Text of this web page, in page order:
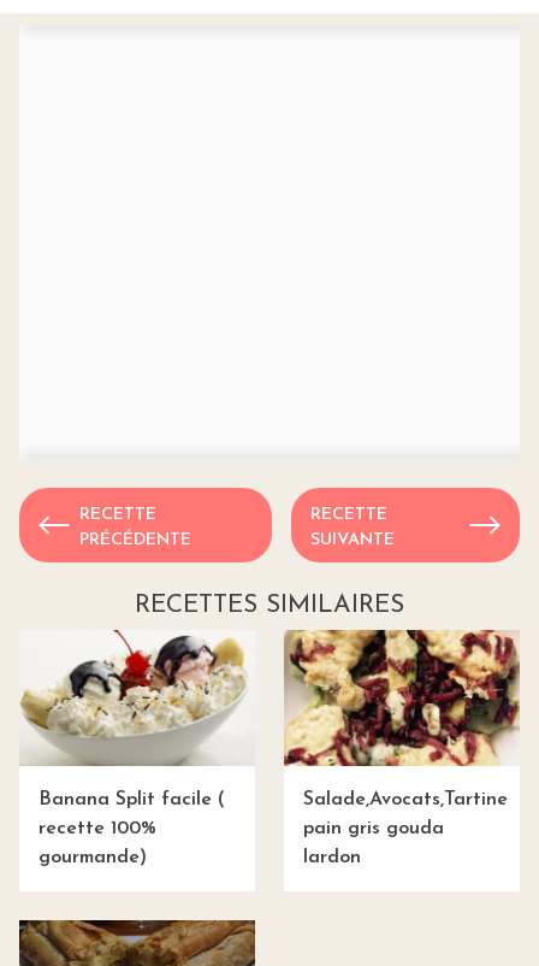
RECETTE
PRÉCÉDENTE
RECETTE
SUIVANTE
RECETTES SIMILAIRES
Banana Split facile (
recette 100%
gourmande)
Salade,Avocats,Tartine
pain gris gouda
lardon